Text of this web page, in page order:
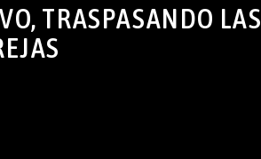
TRASPASANDO LAS